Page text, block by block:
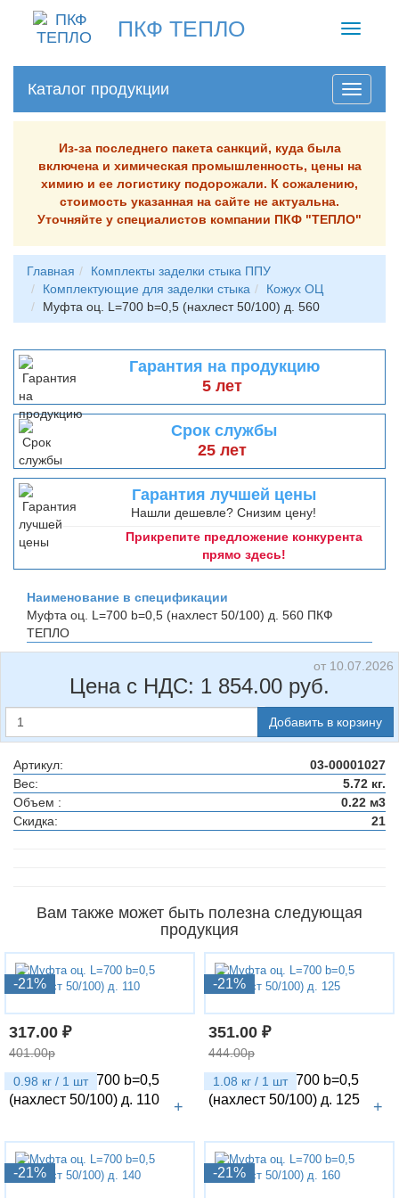
ПКФ ТЕПЛО
Toggle
Каталог продукции
Из-за последнего пакета санкций, куда была
включена и химическая промышленность, цены на
химию и ее логистику подорожали. К сожалению,
стоимость указанная на сайте не актуальна.
Уточняйте у специалистов компании ПКФ "ТЕПЛО"
Главная
Комплекты заделки стыка ППУ
Комплектующие для заделки стыка
Кожух ОЦ
Муфта оц. L=700 b=0,5 (нахлест 50/100) д. 560
Гарантия на продукцию
5 лет
Срок службы
25 лет
Гарантия лучшей цены
Нашли дешевле? Снизим цену!
Прикрепите предложение конкурента
прямо здесь!
Наименование в спецификации
Муфта оц. L=700 b=0,5 (нахлест 50/100) д. 560 ПКФ
ТЕПЛО
от 10.07.2026
Цена с НДС: 1 854.00 руб.
Добавить в корзину
Артикул:
03-00001027
Вес:
5.72 кг.
Объем :
0.22 м3
Скидка:
21
Вам также может быть полезна следующая
продукция
-21%
0.98 кг / 1 шт
317.00 ₽
+
401.00р
Муфта оц. L=700 b=0,5
(нахлест 50/100) д. 110
-21%
1.08 кг / 1 шт
351.00 ₽
+
444.00р
Муфта оц. L=700 b=0,5
(нахлест 50/100) д. 125
-21% -21%